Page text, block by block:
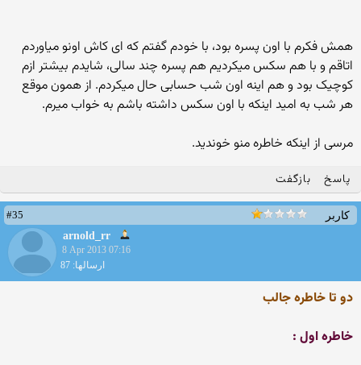
همش فکرم با اون پسره بود، با خودم گفتم که ای کاش اونو میاوردم
اتاقم و با هم سکس میکردیم هم پسره چند سالی، شایدم بیشتر ازم
کوچیک بود و هم اینه اون شب حسابی حال میکردم. از همون موقع
هر شب به امید اینکه با اون سکس داشته باشم به خواب میرم.
مرسی از اینکه خاطره منو خوندید.
پاسخ بازگفت
کاربر
#35
arnold_rr
8 Apr 2013 07:16
ارسالها: 87
دو تا خاطره جالب
خاطره اول :